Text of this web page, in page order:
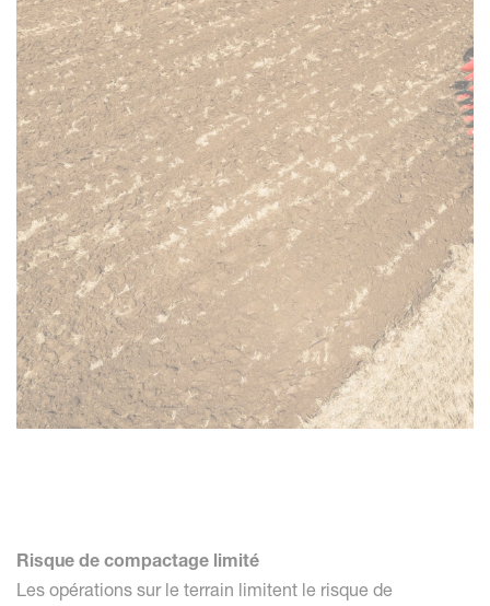
Risque de compactage limité
Les opérations sur le terrain limitent le risque de